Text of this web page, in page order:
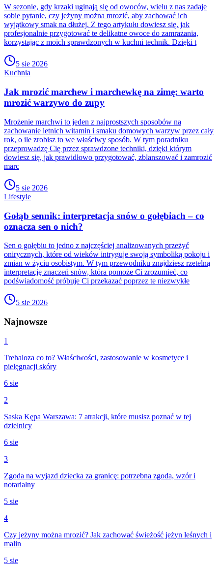
W sezonie, gdy krzaki uginają się od owoców, wielu z nas zadaje
sobie pytanie, czy jeżyny można mrozić, aby zachować ich
wyjątkowy smak na dłużej. Z tego artykułu dowiesz się, jak
profesjonalnie przygotować te delikatne owoce do zamrażania,
korzystając z moich sprawdzonych w kuchni technik. Dzięki t
5 sie 2026
Kuchnia
Jak mrozić marchew i marchewkę na zimę: warto
mrozić warzywo do zupy
Mrożenie marchwi to jeden z najprostszych sposobów na
zachowanie letnich witamin i smaku domowych warzyw przez cały
rok, o ile zrobisz to we właściwy sposób. W tym poradniku
przeprowadzę Cię przez sprawdzone techniki, dzięki którym
dowiesz się, jak prawidłowo przygotować, zblanszować i zamrozić
marc
5 sie 2026
Lifestyle
Gołąb sennik: interpretacja snów o gołębiach – co
oznacza sen o nich?
Sen o gołębiu to jedno z najczęściej analizowanych przeżyć
onirycznych, które od wieków intryguje swoją symboliką pokoju i
zmian w życiu osobistym. W tym przewodniku znajdziesz rzetelną
interpretację znaczeń snów, która pomoże Ci zrozumieć, co
podświadomość próbuje Ci przekazać poprzez te niezwykłe
5 sie 2026
Najnowsze
1
Trehaloza co to? Właściwości, zastosowanie w kosmetyce i
pielęgnacji skóry
6 sie
2
Saska Kępa Warszawa: 7 atrakcji, które musisz poznać w tej
dzielnicy
6 sie
3
Zgoda na wyjazd dziecka za granicę: potrzebna zgoda, wzór i
notarialny
5 sie
4
Czy jeżyny można mrozić? Jak zachować świeżość jeżyn leśnych i
malin
5 sie